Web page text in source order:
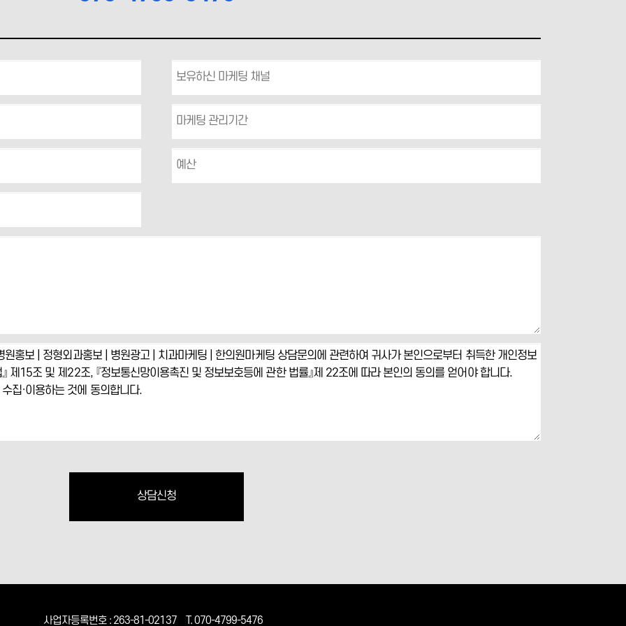
상담신청
사업자등록번호 : 263-81-02137 T. 070-4799-5476